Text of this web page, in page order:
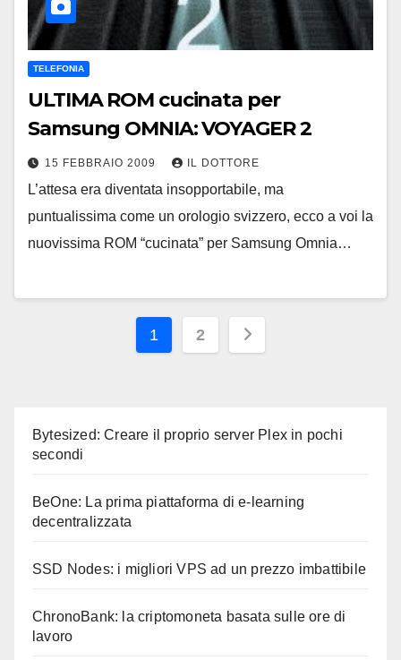
TELEFONIA
ULTIMA ROM cucinata per
Samsung OMNIA: VOYAGER 2
15 FEBBRAIO 2009 IL DOTTORE
L’attesa era diventata insopportabile, ma
puntualissima come un orologio svizzero, ecco a voi la
nuovissima ROM “cucinata” per Samsung Omnia…
Paginazione
1 2
Bytesized: Creare il proprio server Plex in pochi
secondi
BeOne: La prima piattaforma di e-learning
decentralizzata
SSD Nodes: i migliori VPS ad un prezzo imbattibile
ChronoBank: la criptomoneta basata sulle ore di
lavoro